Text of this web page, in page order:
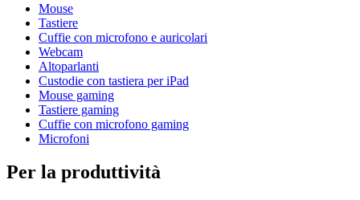
Mouse
Tastiere
Cuffie con microfono e auricolari
Webcam
Altoparlanti
Custodie con tastiera per iPad
Mouse gaming
Tastiere gaming
Cuffie con microfono gaming
Microfoni
Per la produttività